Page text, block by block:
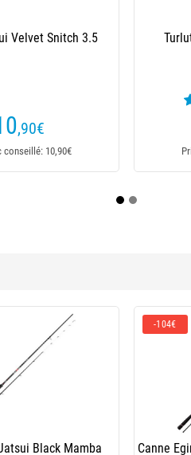
Zuri Calmero Ultra Sss - 7Cm
Dès 12
public conseillé: 12,50€
68 Mh Canne Eging Daiwa